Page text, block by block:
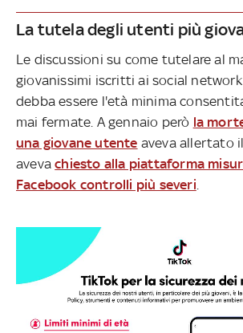
La tutela degli utenti più
Le discussioni su come tutelare al
giovanissimi iscritti ai social
debba essere l'età minima
mai fermate. A gennaio però la
una giovane utente aveva allertato
avevachiesto alla piattaforma
Facebook controlli più severi